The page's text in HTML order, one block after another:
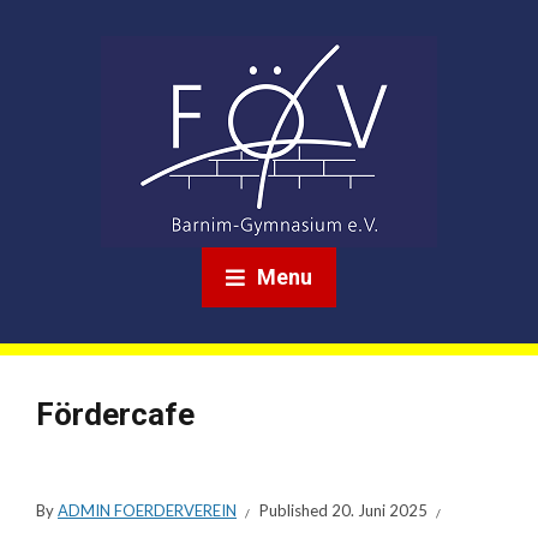
Menu
Fördercafe
ByADMIN FOERDERVEREIN Published 20. Juni 2025